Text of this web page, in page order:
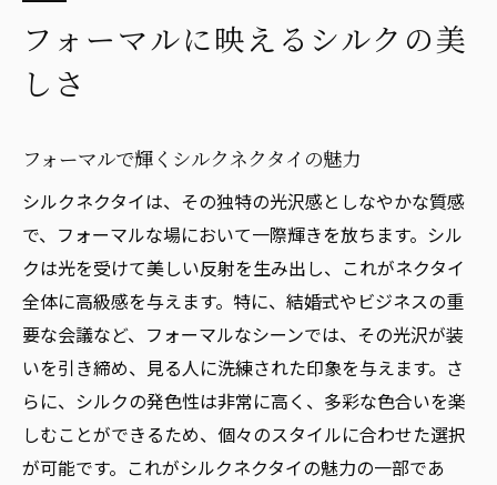
フォーマルに映えるシルクの美
しさ
フォーマルで輝くシルクネクタイの魅力
シルクネクタイは、その独特の光沢感としなやかな質感
で、フォーマルな場において一際輝きを放ちます。シル
クは光を受けて美しい反射を生み出し、これがネクタイ
全体に高級感を与えます。特に、結婚式やビジネスの重
要な会議など、フォーマルなシーンでは、その光沢が装
いを引き締め、見る人に洗練された印象を与えます。さ
らに、シルクの発色性は非常に高く、多彩な色合いを楽
しむことができるため、個々のスタイルに合わせた選択
が可能です。これがシルクネクタイの魅力の一部であ